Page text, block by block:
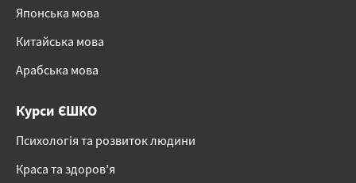
Японська мова
Китайська мова
Арабська мова
Курси ЄШКО
Психологія та розвиток людини
Краса та здоров’я